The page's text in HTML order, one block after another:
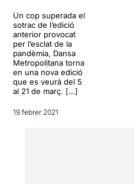
Un cop superada el
sotrac de l’edició
anterior provocat
per l’esclat de la
pandèmia, Dansa
Metropolitana torna
en una nova edició
que es veurà del 5
al 21 de març. […]
19 febrer 2021